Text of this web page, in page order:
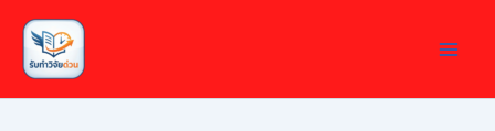
Skip
content